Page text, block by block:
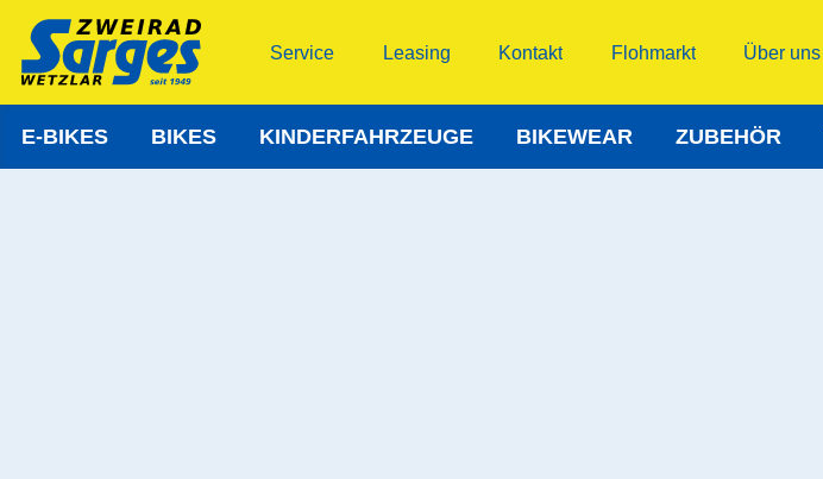
Service Leasing Kontakt Flohmarkt Über uns
E-BIKES BIKES KINDERFAHRZEUGE BIKEWEAR ZUBEHÖR